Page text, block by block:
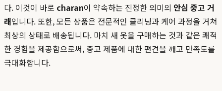
다. 이것이 바로 charan이 약속하는 진정한 의미의 안심 중고 거
래입니다. 또한, 모든 상품은 전문적인 클리닝과 케어 과정을 거쳐
최상의 상태로 배송됩니다. 마치 새 옷을 구매하는 것과 같은 쾌적
한 경험을 제공함으로써, 중고 제품에 대한 편견을 깨고 만족도를
극대화합니다.